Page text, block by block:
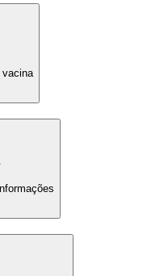
vacina